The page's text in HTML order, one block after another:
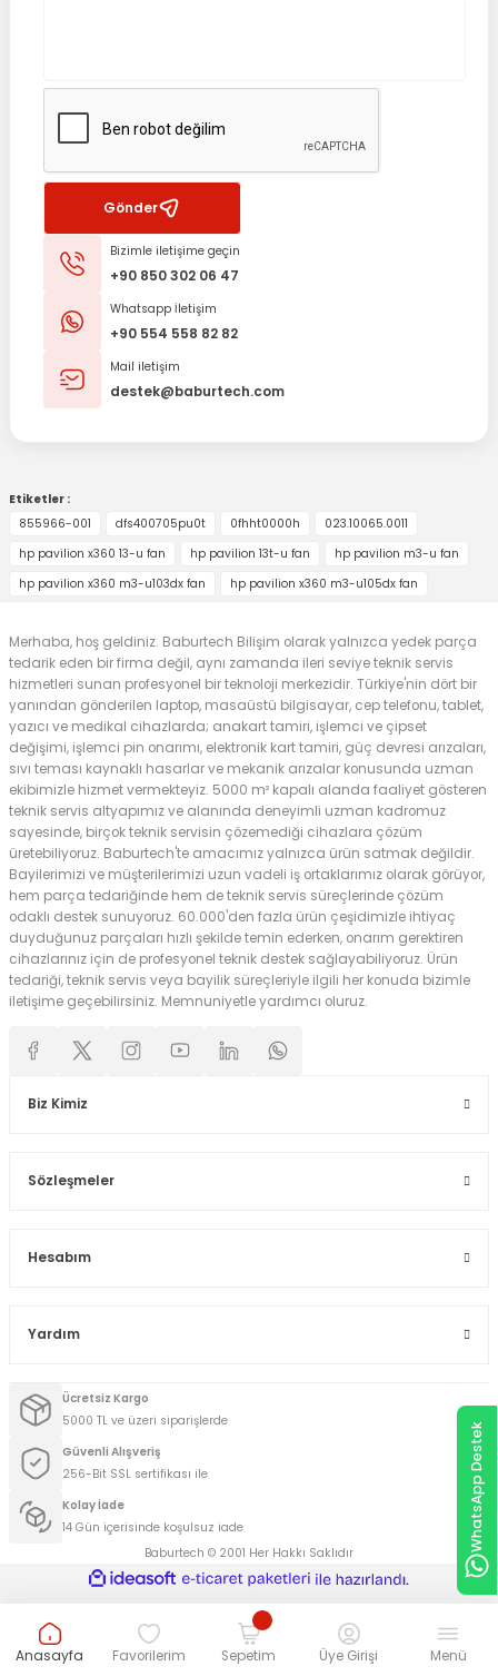
Gönder
Bizimle iletişime geçin
+90 850 302 06 47
Whatsapp İletişim
+90 554 558 82 82
Mail iletişim
destek@baburtech.com
Etiketler :
855966-001
dfs400705pu0t 0fhht0000h
023.10065.0011
hp pavilion x360 13-u fan
hp pavilion 13t-u fan
hp pavilion m3-u fan
hp pavilion x360 m3-u103dx fan
hp pavilion x360 m3-u105dx fan
Merhaba, hoş geldiniz. Baburtech Bilişim olarak yalnızca yedek parça
tedarik eden bir firma değil, aynı zamanda ileri seviye teknik servis
hizmetleri sunan profesyonel bir teknoloji merkezidir. Türkiye'nin dört bir
yanından gönderilen laptop, masaüstü bilgisayar, cep telefonu, tablet,
yazıcı ve medikal cihazlarda; anakart tamiri, işlemci ve çipset
değişimi, işlemci pin onarımı, elektronik kart tamiri, güç devresi arızaları,
sıvı teması kaynaklı hasarlar ve mekanik arızalar konusunda uzman
ekibimizle hizmet vermekteyiz. 5000 m² kapalı alanda faaliyet gösteren
teknik servis altyapımız ve alanında deneyimli uzman kadromuz
sayesinde, birçok teknik servisin çözemediği cihazlara çözüm
üretebiliyoruz. Baburtech'te amacımız yalnızca ürün satmak değildir.
Bayilerimizi ve müşterilerimizi uzun vadeli iş ortaklarımız olarak görüyor,
hem parça tedariğinde hem de teknik servis süreçlerinde çözüm
odaklı destek sunuyoruz. 60.000'den fazla ürün çeşidimizle ihtiyaç
duyduğunuz parçaları hızlı şekilde temin ederken, onarım gerektiren
cihazlarınız için de profesyonel teknik destek sağlayabiliyoruz. Ürün
tedariği, teknik servis veya bayilik süreçleriyle ilgili her konuda bizimle
iletişime geçebilirsiniz. Memnuniyetle yardımcı oluruz.
Biz Kimiz
Sözleşmeler
Hesabım
Yardım
Ücretsiz Kargo
5000 TL ve üzeri siparişlerde
Güvenli Alışveriş
256-Bit SSL sertifikası ile
Kolay İade
14 Gün içerisinde koşulsuz iade
Baburtech © 2001 Her Hakkı Saklıdır
WhatsApp Destek
Anasayfa Favorilerim Sepetim Üye Girişi Menü
ideasoft
e-
hazırlandı.